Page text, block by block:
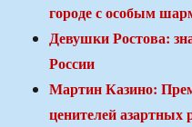
городе с особым
Девушки Ростова:
России
Мартин Казино:
ценителей азартных